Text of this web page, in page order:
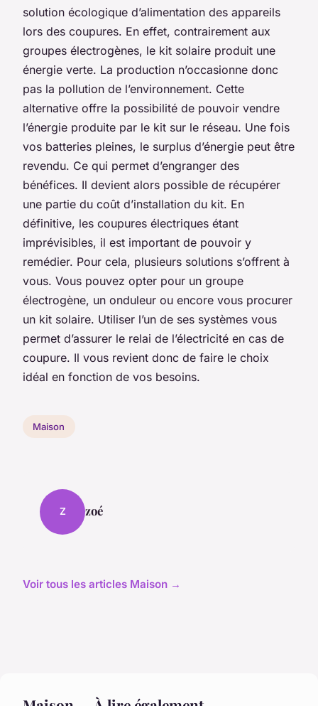
solution écologique d’alimentation des appareils
lors des coupures. En effet, contrairement aux
groupes électrogènes, le kit solaire produit une
énergie verte. La production n’occasionne donc
pas la pollution de l’environnement. Cette
alternative offre la possibilité de pouvoir vendre
l’énergie produite par le kit sur le réseau. Une fois
vos batteries pleines, le surplus d’énergie peut être
revendu. Ce qui permet d’engranger des
bénéfices. Il devient alors possible de récupérer
une partie du coût d’installation du kit. En
définitive, les coupures électriques étant
imprévisibles, il est important de pouvoir y
remédier. Pour cela, plusieurs solutions s’offrent à
vous. Vous pouvez opter pour un groupe
électrogène, un onduleur ou encore vous procurer
un kit solaire. Utiliser l’un de ses systèmes vous
permet d’assurer le relai de l’électricité en cas de
coupure. Il vous revient donc de faire le choix
idéal en fonction de vos besoins.
Maison
Z zoé
Voir tous les articles Maison →